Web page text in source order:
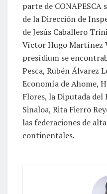
parte de CONAPESCA
de la Dirección de
de Jesús Caballero
Víctor Hugo Martínez
presídium se
Pesca, Rubén Álvarez
Economía de Ahome,
Flores, la Diputada del
Sinaloa, Rita Fierro
las federaciones de
continentales.